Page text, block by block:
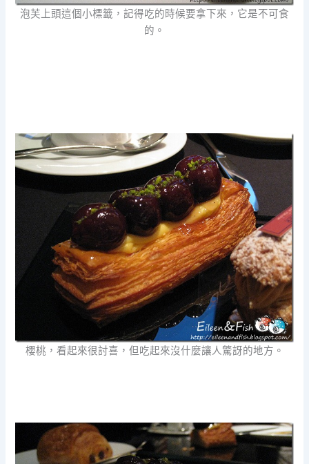
泡芙上頭這個小標籤，記得吃的時候要拿下來，它是不可食
的。
櫻桃，看起來很討喜，但吃起來沒什麼讓人驚訝的地方。